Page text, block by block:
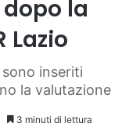
la
Lazio
inseriti
la valutazione
3 minuti di lettura